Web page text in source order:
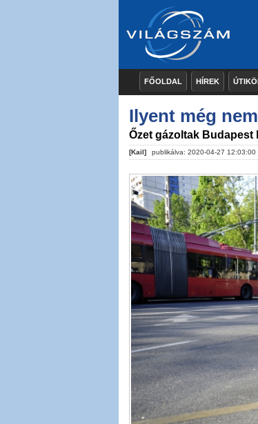
FŐOLDAL HÍREK
Ilyent még
Őzet gázoltak Budapest
[Kail] publikálva: 2020-04-27 12:03:00